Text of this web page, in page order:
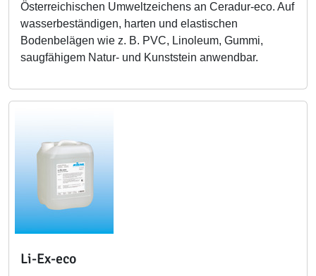
Österreichischen Umweltzeichens an Ceradur-eco. Auf
wasserbeständigen, harten und elastischen
Bodenbelägen wie z. B. PVC, Linoleum, Gummi,
saugfähigem Natur- und Kunststein anwendbar.
Li-Ex-eco